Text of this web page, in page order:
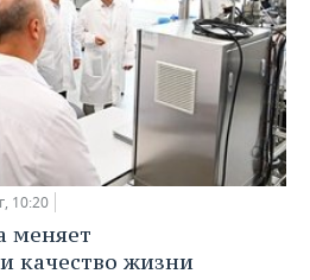
10:20
меняет
качество жизни